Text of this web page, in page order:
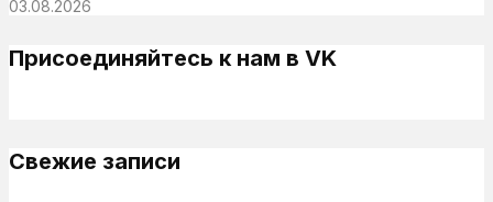
03.08.2026
Присоединяйтесь к нам в VK
Свежие записи